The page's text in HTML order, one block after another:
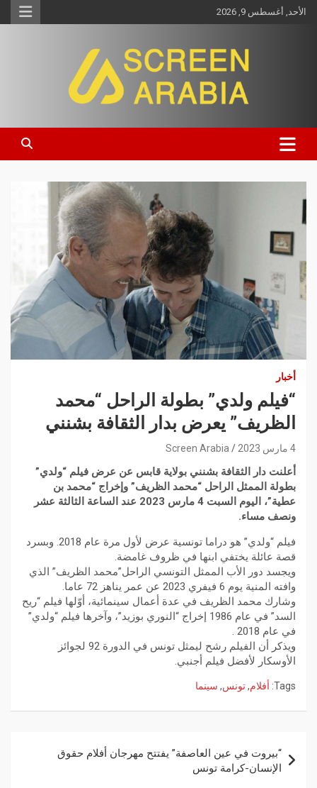
الأحد, أغسطس 9, 2026
Screen Arabia
أخبار
“فيلم ولدي” بطولة الراحل “محمد
الظريف” يعرض بدار الثقافة بشنني
4 مارس 2023 Screen Arabia
أعلنت دار الثقافة بشنني بولاية قابس عن عرض فيلم “ولدي”
بطولة الممثل الراحل “محمد الظريف” وإخراج “محمد بن
عطية”، اليوم السبت 4 مارس 2023 عند الساعة الثالثة عشر
ونصف مساء.
فيلم “ولدي” هو دراما تونسية عرض لأول مرة عام 2018. وبسرد
قصة عائلة يختفي ابنها في ظروف غامضة.
ويجسد دور الأب الممثل التونسي الراحل”محمد الظريف” الذي
وافته المنية يوم 6 فيفري 2023 عن عمر يناهز 72 عاما.
وشارك محمد الظريف في عدة أعمال سينمائية، أوّلها فيلم “ريح
السد” في عام 1986 إخراج “النوري بوزيد”، وآخرها فيلم “ولدي”
في عام 2018 .
ويذكر أن الفيلم رشح ليمثل تونس في الدورة 92 لجوائز
الأوسكار لأفضل فيلم أجنبي.
Tags: أفلام,تونس, سينما
“بيروت في عين العاصفة” يفتتح مهرجان أفلام حقوق
الإنسان-كرامة تونس